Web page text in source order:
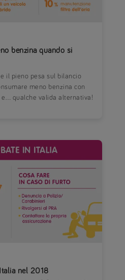
benzina quando si
il pieno pesa sul bilancio
meno benzina con
qualche valida alternativa!
nel 2018